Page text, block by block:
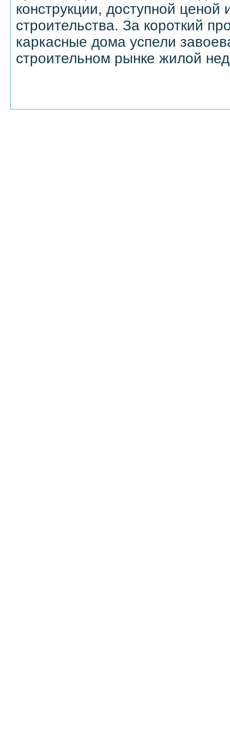
конструкции, доступной
строительства. За короткий
каркасные дома успели
строительном рынке жилой